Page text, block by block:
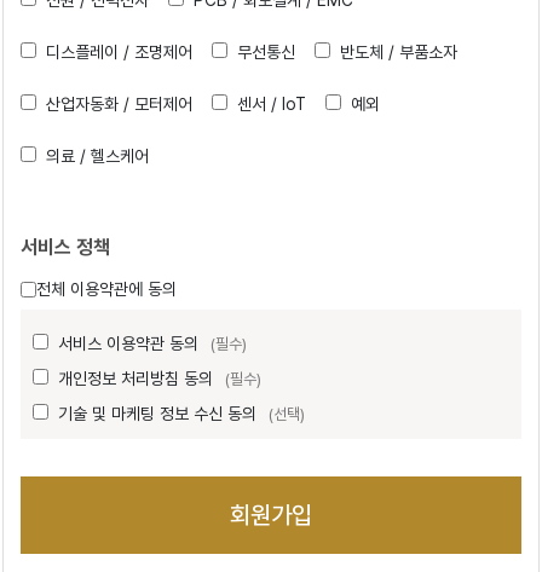
디스플레이 / 조명제어 무선통신 반도체 / 부품소자
산업자동화 / 모터제어 센서 / IoT 예외
의료 / 헬스케어
서비스 정책
전체 이용약관에 동의
서비스 이용약관 동의 (필수)
개인정보 처리방침 동의 (필수)
기술 및 마케팅 정보 수신 동의 (선택)
회원가입